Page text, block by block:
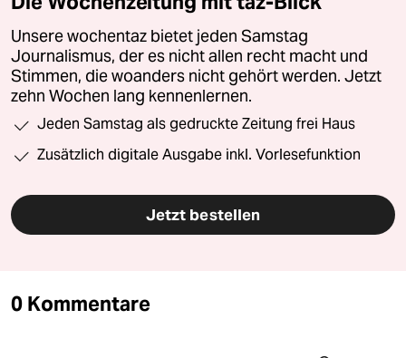
Unsere wochentaz bietet jeden Samstag
Journalismus, der es nicht allen recht macht und
Stimmen, die woanders nicht gehört werden. Jetzt
zehn Wochen lang kennenlernen.
Jeden Samstag als gedruckte Zeitung frei Haus
Zusätzlich digitale Ausgabe inkl. Vorlesefunktion
Jetzt bestellen
0 Kommentare